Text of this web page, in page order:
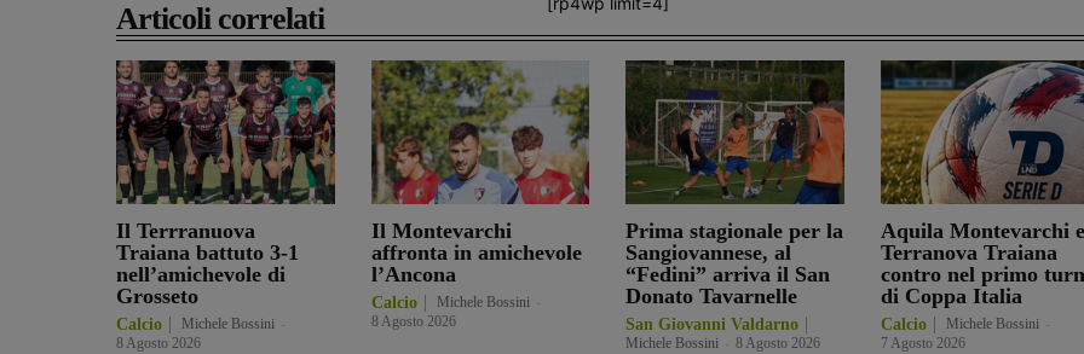
Articoli correlati
Il Terrranuova
Traiana battuto 3-1
nell’amichevole di
Grosseto
Calcio Michele Bossini
8 Agosto 2026
Il Montevarchi
affronta in amichevole
l’Ancona
Calcio Michele Bossini
8 Agosto 2026
Prima stagionale per la
Sangiovannese, al
“Fedini” arriva il San
Donato Tavarnelle
San Giovanni Valdarno
Michele Bossini 8 Agosto 2026
Aquila Montevarchi e
Terranova Traiana
contro nel primo
di Coppa Italia
Calcio Michele Bossini
7 Agosto 2026